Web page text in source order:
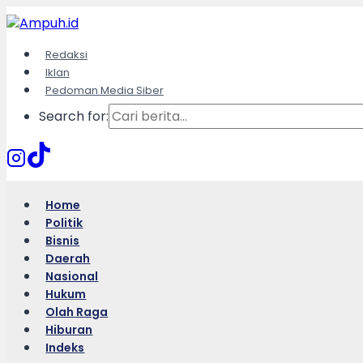
Skip
to
contentRedaksi
Iklan
Pedoman Media Siber
Search for:
Home
Politik
Bisnis
Daerah
Nasional
Hukum
Olah Raga
Hiburan
Indeks